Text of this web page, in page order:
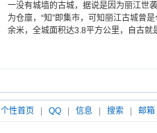
一没有城墙的古城，据说是因为丽江世
为仓廪，“知”即集市，可知丽江古城曾
余米，全城面积达3.8平方公里，自古就
个性首页 QQ 信息 搜索 邮箱